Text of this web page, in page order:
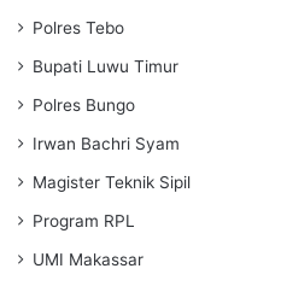
Polres Tebo
Bupati Luwu Timur
Polres Bungo
Irwan Bachri Syam
Magister Teknik Sipil
Program RPL
UMI Makassar